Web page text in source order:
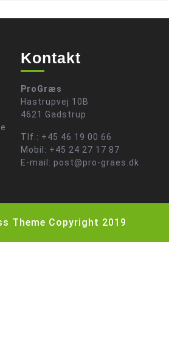
Kontakt
ProGræs
Hastrupvej 10B
4621 Gadstrup
Tlf.: +45 46 19 00 66
Mobil: +45 24 27 17 87
E-mail: post@pro-graes.dk
Theme Copyright 2019